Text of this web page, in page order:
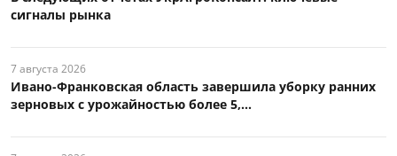
сигналы рынка
7 августа 2026
Ивано-Франковская область завершила уборку ранних
зерновых с урожайностью более 5,...